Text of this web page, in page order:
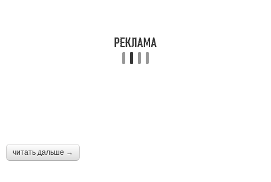
читать дальше →